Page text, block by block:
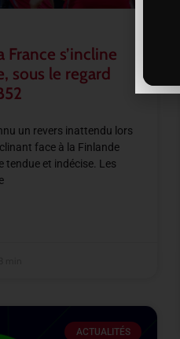
s’incline
sous le regard
un revers inattendu lors
face à la Finlande
tendue et indécise. Les
ACTUALITÉS